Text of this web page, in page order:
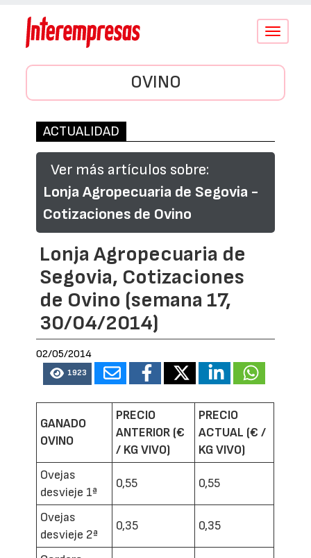
Conmutar
OVINO
ACTUALIDAD
Ver más artículos sobre:
Lonja Agropecuaria de Segovia -
Cotizaciones de Ovino
Lonja Agropecuaria de
Segovia, Cotizaciones
de Ovino (semana 17,
30/04/2014)
02/05/2014
1923
GANADO
OVINO
PRECIO
ANTERIOR (€
/ KG VIVO)
PRECIO
ACTUAL (€ /
KG VIVO)
Ovejas
desvieje 1ª
0,55 0,55
Ovejas
desvieje 2ª
0,35 0,35